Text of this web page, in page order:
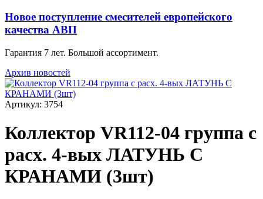
Новое поступление смесителей европейского
качества АВП
Гарантия 7 лет. Большой ассортимент.
Архив новостей
Артикул: 3754
Коллектор VR112-04 группа с
расх. 4-вых ЛАТУНЬ С
КРАНАМИ (3шт)